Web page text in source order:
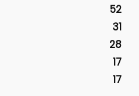
52
31
28
17
17